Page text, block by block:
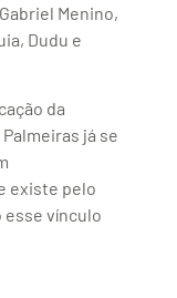
Menino,
Dudu e
da
já se
existe pelo
esse vínculo